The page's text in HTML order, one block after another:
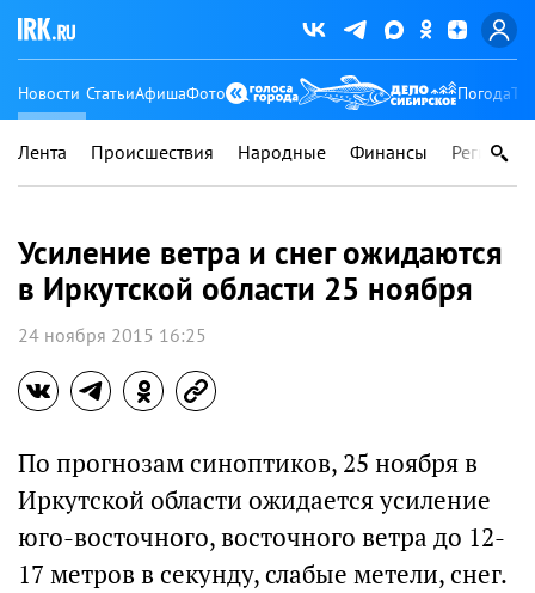
Новости СтатьиАфишаФото Погода
Лента Происшествия Народные Финансы Регионы
Усиление ветра и снег ожидаются
в Иркутской области 25 ноября
24 ноября 2015 16:25
По прогнозам синоптиков, 25 ноября в
Иркутской области ожидается усиление
юго-восточного, восточного ветра до 12-
17 метров в секунду, слабые метели, снег.